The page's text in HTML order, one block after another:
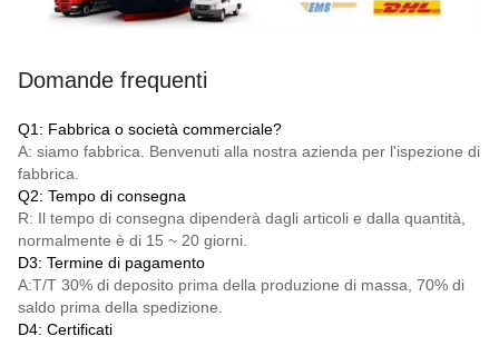
Domande frequenti
Q1: Fabbrica o società commerciale?
A: siamo fabbrica. Benvenuti alla nostra azienda per l'ispezione di
fabbrica.
Q2: Tempo di consegna
R: Il tempo di consegna dipenderà dagli articoli e dalla quantità,
normalmente è di 15 ~ 20 giorni.
D3: Termine di pagamento
A:T/T 30% di deposito prima della produzione di massa, 70% di
saldo prima della spedizione.
D4: Certificati